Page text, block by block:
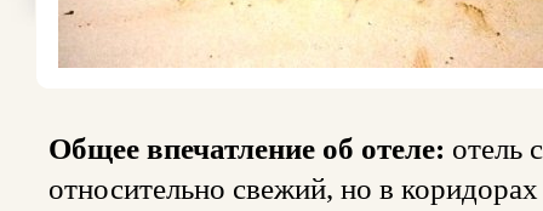
Общее впечатление об отеле: отель
относительно свежий, но в